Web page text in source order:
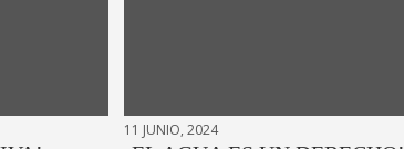
11 JUNIO, 2024